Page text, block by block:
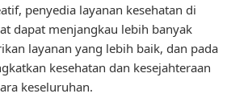
penyedia layanan kesehatan di
dapat menjangkau lebih banyak
layanan yang lebih baik, dan pada
kesehatan dan kesejahteraan
keseluruhan.